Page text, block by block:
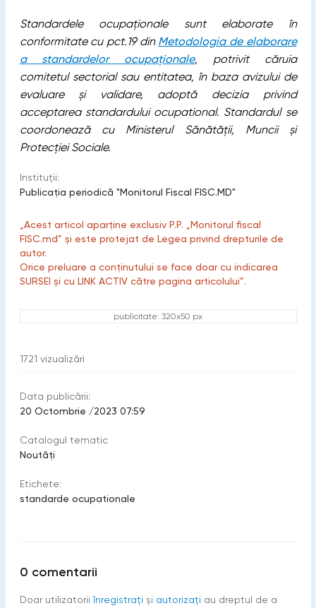
Standardele ocupaționale sunt elaborate în
conformitate cu pct.19 din Metodologia de elaborare
a standardelor ocupaționale, potrivit căruia
comitetul sectorial sau entitatea, în baza avizului de
evaluare și validare, adoptă decizia privind
acceptarea standardului ocupational. Standardul se
coordonează cu Ministerul Sănătății, Muncii și
Protecției Sociale.
Instituții:
Publicaţia periodică "Monitorul Fiscal FISC.MD"
„Acest articol aparține exclusiv P.P. „Monitorul fiscal
FISC.md” și este protejat de Legea privind drepturile de
autor.
Orice preluare a conținutului se face doar cu indicarea
SURSEI și cu LINK ACTIV către pagina articolului”.
publicitate: 320x50 px
1721 vizualizări
Data publicării:
20 Octombrie /2023 07:59
Catalogul tematic
Noutăți
Etichete:
standarde ocupationale
0 comentarii
Doar utilizatorii înregistraţi şi autorizați au dreptul de a